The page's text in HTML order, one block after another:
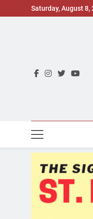
to
Saturday, August 8,